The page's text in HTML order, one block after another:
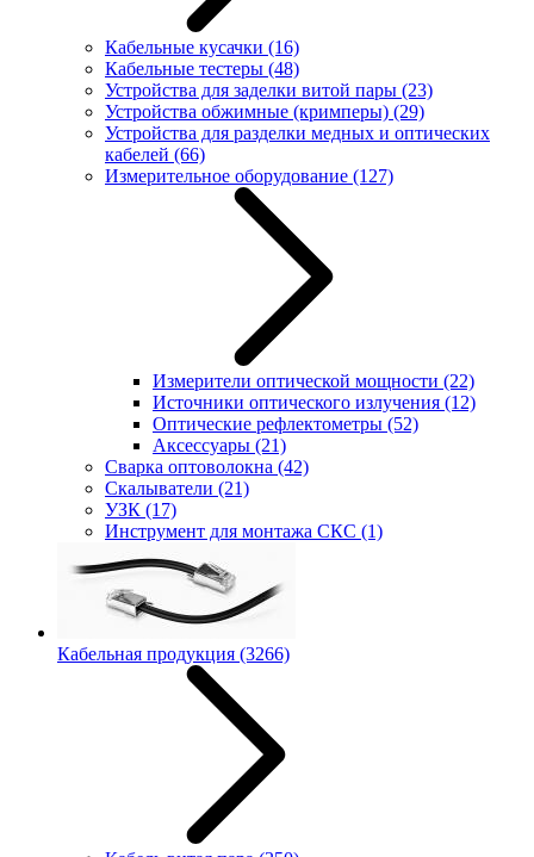
Кабельные кусачки (16)
Кабельные тестеры (48)
Устройства для заделки витой пары (23)
Устройства обжимные (кримперы) (29)
Устройства для разделки медных и оптических
кабелей (66)
Измерительное оборудование (127)
Измерители оптической мощности (22)
Источники оптического излучения (12)
Оптические рефлектометры (52)
Аксессуары (21)
Сварка оптоволокна (42)
Скалыватели (21)
УЗК (17)
Инструмент для монтажа СКС (1)
Кабельная продукция (3266)